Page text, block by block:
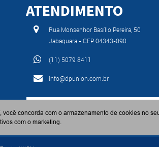
ATENDIMENTO
Rua Monsenhor Basílio Pereira, 50
Jabaquara - CEP 04343-090
(11) 5079 8411
info@dpunion.com.br
BAIXE AGORA NOSSO CATÁLOGO
, você concorda com o armazenamento de cookies no
com o marketing.